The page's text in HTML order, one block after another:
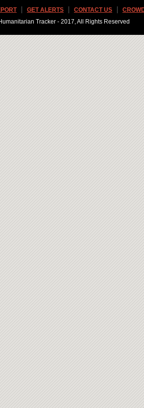
GET ALERTS CONTACT US
Tracker - 2017, All Rights Reserved